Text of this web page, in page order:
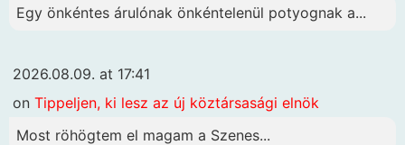
Egy önkéntes árulónak önkéntelenül potyognak a...
2026.08.09. at 17:41
on Tippeljen, ki lesz az új köztársasági elnök
Most röhögtem el magam a Szenes...